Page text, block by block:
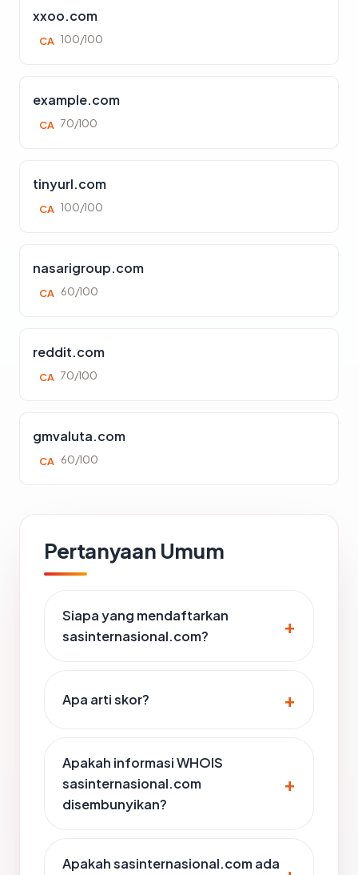
xxoo.com
CA 100/100
example.com
CA 70/100
tinyurl.com
CA 100/100
nasarigroup.com
CA 60/100
reddit.com
CA 70/100
gmvaluta.com
CA 60/100
Pertanyaan Umum
Siapa yang mendaftarkan
sasinternasional.com?
Apa arti skor?
Apakah informasi WHOIS
sasinternasional.com
disembunyikan?
Apakah sasinternasional.com ada